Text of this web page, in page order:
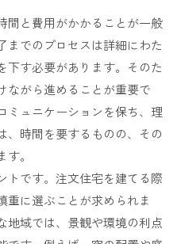
間と費用がかかることが一般
までのプロセスは詳細にわた
下す必要があります。そのた
ながら進めることが重要で
ミュニケーションを保ち、理
、時間を要するものの、その
。
トです。注文住宅を建てる際
重に選ぶことが求められま
地域では、景観や環境の利点